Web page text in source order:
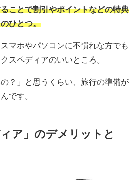
ことで割引やポイントなどの特典
ひとつ。
マホやパソコンに不慣れな方でも
スペディアのいいところ。
？」と思うくらい、旅行の準備が
です。
ア」のデメリットと